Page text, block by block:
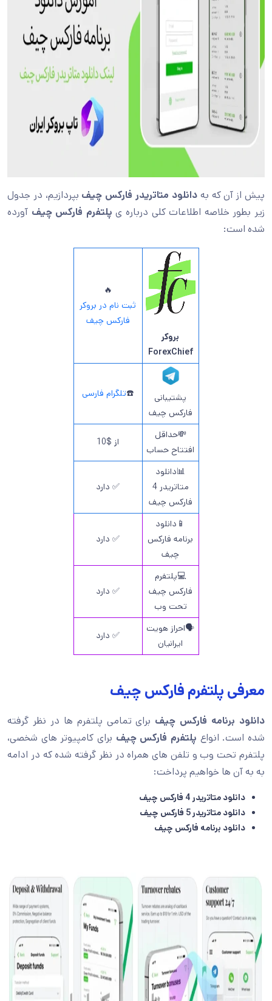
پیش از آن که بهدانلود متاتریدر فارکس چیف بپردازیم، در جدول
زیر بطور خلاصه اطلاعات کلی درباره ی پلتفرم فارکس چیف آورده
شده است:
بروکر
ForexChief
🔥
ثبت نام در بروکر
فارکس چیف
پشتیبانی
فارکس چیف
☎️تلگرام فارسی
💸حداقل
افتتاح حساب
از $10
📊دانلود
متاتریدر 4
فارکس چیف
✅ دارد
📱دانلود
برنامه فارکس
چیف
✅ دارد
💻پلتفرم
فارکس چیف
تحت وب
✅ دارد
🗣️احراز هویت
ایرانیان
✅ دارد
معرفی پلتفرم فارکس چیف
دانلود برنامه فارکس چیف برای تمامی پلتفرم ها در نظر گرفته
شده است. انواع پلتفرم فارکس چیف برای کامپیوتر های شخصی،
پلتفرم تحت وب و تلفن های همراه در نظر گرفته شده که در ادامه
به به آن ها خواهیم پرداخت:
دانلود متاتریدر 4 فارکس چیف
دانلود متاتریدر 5 فارکس چیف
دانلود برنامه فارکس چیف